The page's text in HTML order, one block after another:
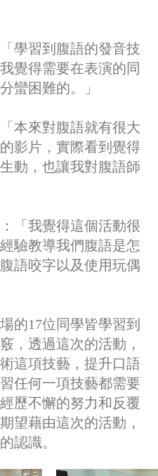
學習到腹語的發音技
覺得需要在表演的同
蠻困難的。」
本來對腹語就有很大
影片，實際看到覺得
動，也讓我對腹語師
「我覺得這個活動很
驗教導我們腹語是怎
語咬字以及使用玩偶
的17位同學皆學習到
，透過這次的活動，
這項技藝，提升口語
任何一項技藝都需要
歷不懈的努力和反覆
望藉由這次的活動，
認識。